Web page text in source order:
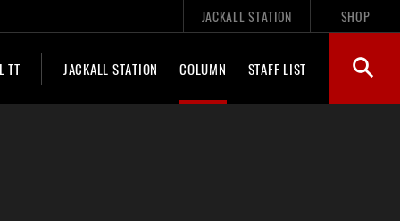
JACKALL STATION SHOP
TT JACKALL STATION COLUMN STAFF LIST